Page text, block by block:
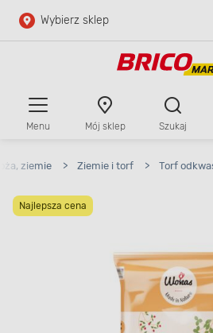
Przejdź do głównej zawartości
Wybierz sklep
Menu Mój sklep Szukaj
ziemie > Ziemie i torf > Torf
Najlepsza cena